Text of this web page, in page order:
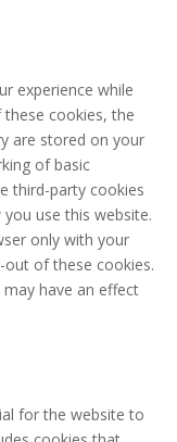
experience while
cookies, the
are stored on your
of basic
third-party cookies
use this website.
only with your
of these cookies.
have an effect
for the website to